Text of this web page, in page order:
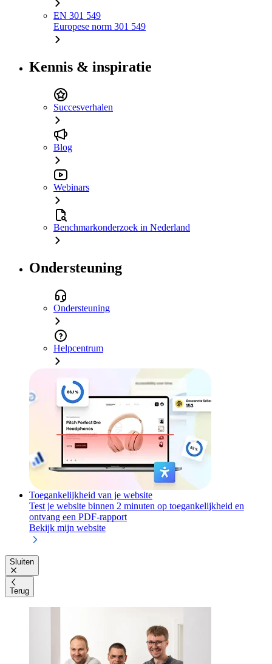
EN 301 549
Europese norm 301 549
Kennis & inspiratie
Succesverhalen
Blog
Webinars
Benchmarkonderzoek in Nederland
Ondersteuning
Ondersteuning
Helpcentrum
Toegankelijkheid van je website
Test je website binnen 2 minuten op toegankelijkheid en
ontvang een PDF-rapport
Bekijk mijn website
Sluiten
Terug